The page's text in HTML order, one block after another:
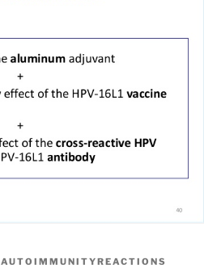
AUTOIMMUNITYREACTIONS